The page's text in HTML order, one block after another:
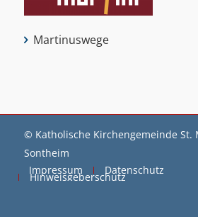
Martinuswege
© Katholische Kirchengemeinde St.
Sontheim
Impressum
Datenschutz
Hinweisgeberschutz